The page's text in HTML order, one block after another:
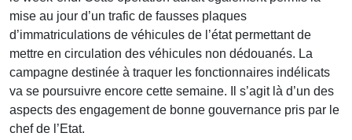
mise au jour d’un trafic de fausses plaques
d’immatriculations de véhicules de l’état permettant de
mettre en circulation des véhicules non dédouanés. La
campagne destinée à traquer les fonctionnaires indélicats
va se poursuivre encore cette semaine. Il s’agit là d’un des
aspects des engagement de bonne gouvernance pris par le
chef de l’Etat.